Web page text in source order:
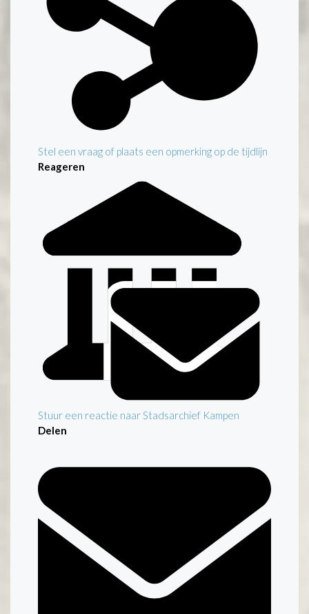
Stel een vraag of plaats een opmerking op de tijdlijn
Reageren
Stuur een reactie naar Stadsarchief Kampen
Delen